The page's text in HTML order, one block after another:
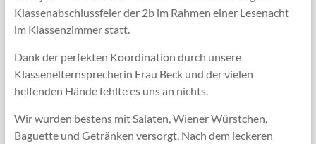
Klassenabschlussfeier der 2b im Rahmen einer Lesenacht
im Klassenzimmer statt.
Dank der perfekten Koordination durch unsere
Klassenelternsprecherin Frau Beck und der vielen
helfenden Hände fehlte es uns an nichts.
Wir wurden bestens mit Salaten, Wiener Würstchen,
Baguette und Getränken versorgt. Nach dem leckeren